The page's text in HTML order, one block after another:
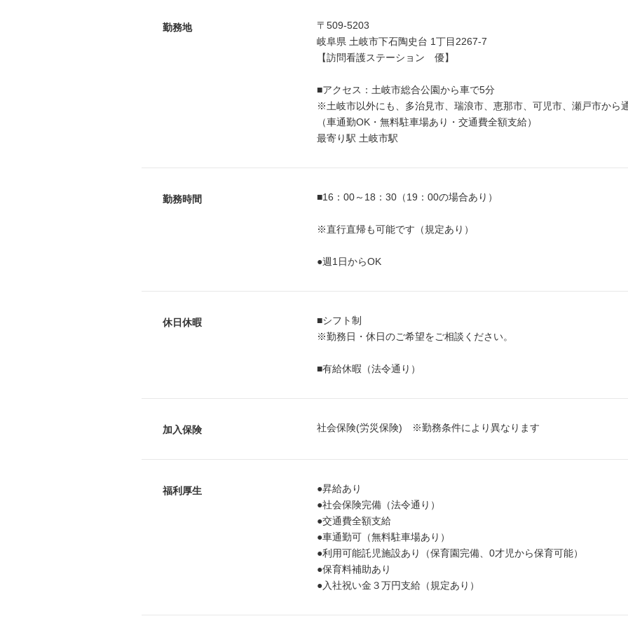
勤務地
〒509-5203
岐阜県 土岐市下石陶史台 1丁目2267-7
【訪問看護ステーション 優】
■アクセス：土岐市総合公園から車で5分
※土岐市以外にも、多治見市、瑞浪市、恵那市、可児市、瀬戸市から
（車通勤OK・無料駐車場あり・交通費全額支給）
最寄り駅 土岐市駅
勤務時間 ■16：00～18：30（19：00の場合あり）
※直行直帰も可能です（規定あり）
●週1日からOK
休日休暇
■シフト制
※勤務日・休日のご希望をご相談ください。
■有給休暇（法令通り）
加入保険 社会保険(労災保険) ※勤務条件により異なります
福利厚生
●昇給あり
●社会保険完備（法令通り）
●交通費全額支給
●車通勤可（無料駐車場あり）
●利用可能託児施設あり（保育園完備、0才児から保育可能）
●保育料補助あり
●入社祝い金３万円支給（規定あり）